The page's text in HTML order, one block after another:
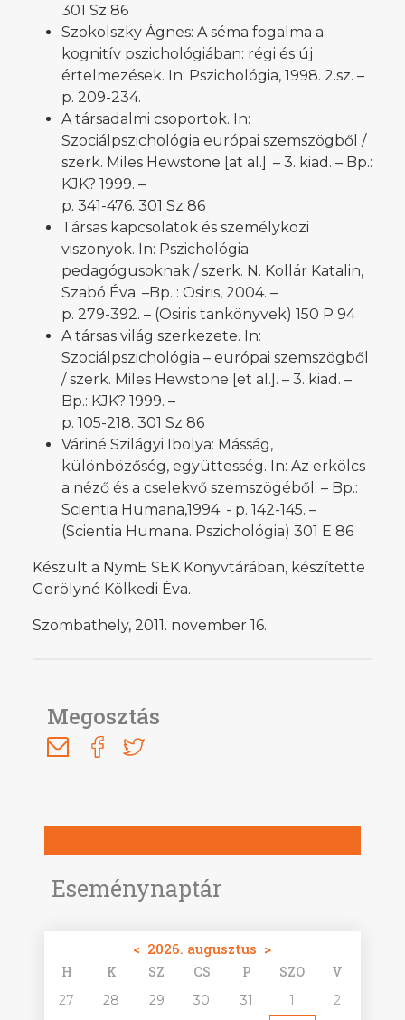
Eseménynaptár
< 2026. augusztus >
H K SZ CS P SZO V
27 28 29 30 31 1
2
301 Sz 86
Szokolszky Ágnes: A séma fogalma a
kognitív pszichológiában: régi és új
értelmezések. In: Pszichológia, 1998. 2.sz. –
p. 209-234.
A társadalmi csoportok. In:
Szociálpszichológia európai szemszögből /
szerk. Miles Hewstone [at al.]. – 3. kiad. – Bp.:
KJK? 1999. –
p. 341-476. 301 Sz 86
Társas kapcsolatok és személyközi
viszonyok. In: Pszichológia
pedagógusoknak / szerk. N. Kollár Katalin,
Szabó Éva. –Bp. : Osiris, 2004. –
p. 279-392. – (Osiris tankönyvek) 150 P 94
A társas világ szerkezete. In:
Szociálpszichológia – európai szemszögből
/ szerk. Miles Hewstone [et al.]. – 3. kiad. –
Bp.: KJK? 1999. –
p. 105-218. 301 Sz 86
Váriné Szilágyi Ibolya: Másság,
különbözőség, együttesség. In: Az erkölcs
a néző és a cselekvő szemszögéből. – Bp.:
Scientia Humana,1994. - p. 142-145. –
(Scientia Humana. Pszichológia) 301 E 86
Készült a NymE SEK Könyvtárában, készítette
Gerölyné Kölkedi Éva.
Szombathely, 2011. november 16.
Megosztás